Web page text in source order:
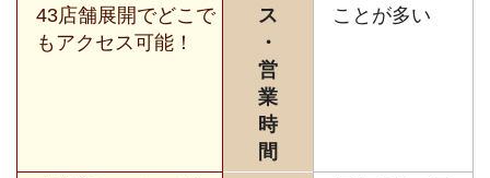
43店舗展開でどこで
もアクセス可能！
ス
・
営
業
時
間
ことが多い